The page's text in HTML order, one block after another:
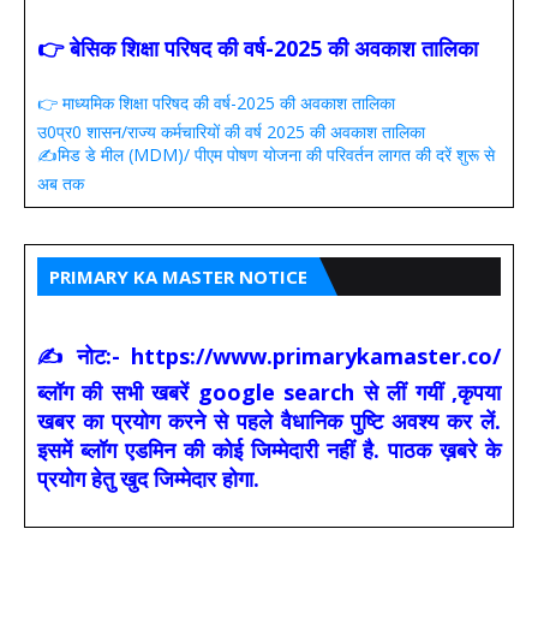
👉 बेसिक शिक्षा परिषद की वर्ष-2025 की अवकाश तालिका
👉 माध्यमिक शिक्षा परिषद की वर्ष-2025 की अवकाश तालिका
उ0प्र0 शासन/राज्य कर्मचारियों की वर्ष 2025 की अवकाश तालिका
✍️मिड डे मील (MDM)/ पीएम पोषण योजना की परिवर्तन लागत की दरें शुरू से
अब तक
PRIMARY KA MASTER NOTICE
✍ नोट:- https://www.primarykamaster.co/
ब्लॉग की सभी खबरें google search से लीं गयीं ,कृपया
खबर का प्रयोग करने से पहले वैधानिक पुष्टि अवश्य कर लें.
इसमें ब्लॉग एडमिन की कोई जिम्मेदारी नहीं है. पाठक ख़बरे के
प्रयोग हेतु खुद जिम्मेदार होगा.